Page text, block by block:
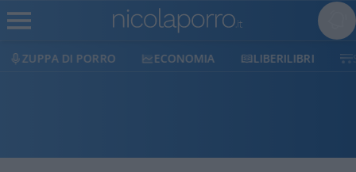
ZUPPA DI PORRO ECONOMIA LIBERILIBRI